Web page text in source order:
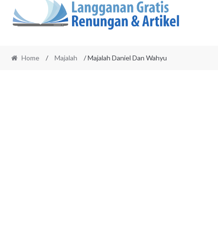
Home / Majalah / Majalah Daniel Dan Wahyu